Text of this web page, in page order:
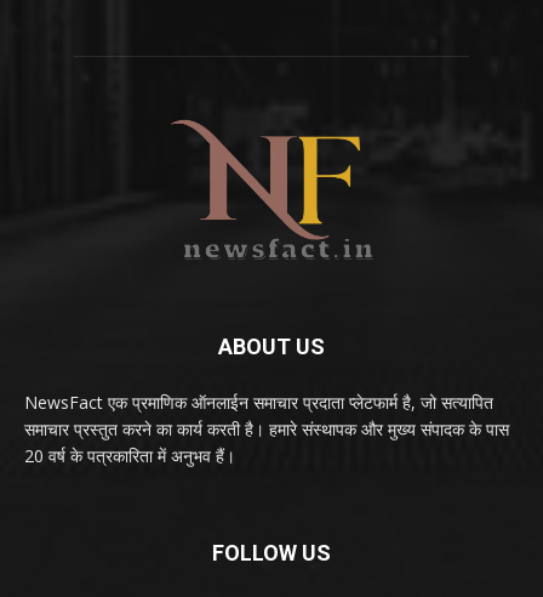
ABOUT US
NewsFact एक प्रमाणिक ऑनलाईन समाचार प्रदाता प्लेटफार्म है, जो सत्यापित
समाचार प्रस्तुत करने का कार्य करती है। हमारे संस्थापक और मुख्य संपादक के पास
20 वर्ष के पत्रकारिता में अनुभव हैं।
FOLLOW US